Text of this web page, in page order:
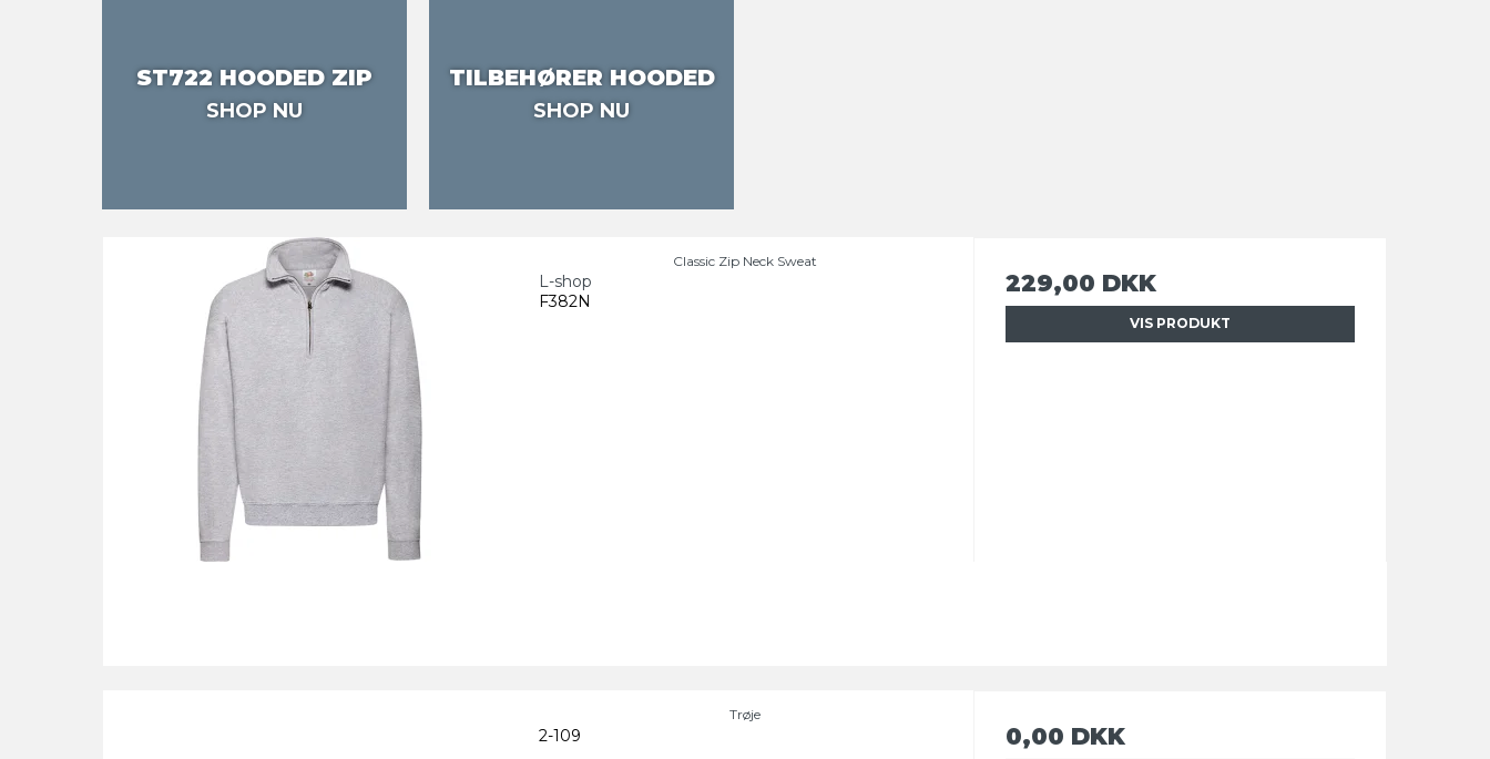
ST722 HOODED ZIP
SHOP NU
TILBEHØRER HOODED
SHOP NU
Classic Zip Neck Sweat
L-shop
F382N
229,00 DKK
VIS PRODUKT
Trøje
2-109 0,00 DKK